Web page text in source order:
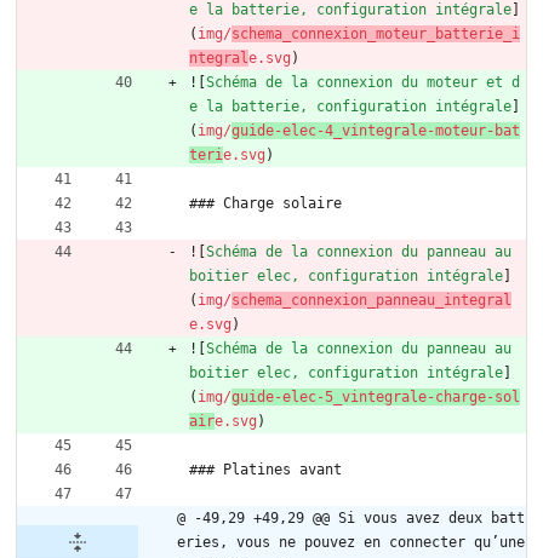
e la batterie, configuration intégrale
( img/schema_connexion_moteur_batterie_i
ntegrale.svg )
![ Schéma de la connexion du moteur et d
e la batterie, configuration intégrale
( img/guide-elec-4_vintegrale-moteur-bat
terie.svg )
### Charge solaire
![ Schéma de la connexion du panneau au
boitier elec, configuration intégrale
( img/schema_connexion_panneau_integral
e.svg )
![ Schéma de la connexion du panneau au
boitier elec, configuration intégrale
( img/guide-elec-5_vintegrale-charge-sol
aire.svg )
### Platines avant
@ -49,29 +49,29 @@ Si vous avez deux batt
eries, vous ne pouvez en connecter qu’une